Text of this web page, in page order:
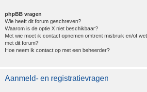
phpBB vragen
Wie heeft dit forum geschreven?
Waarom is de optie X niet beschikbaar?
Met wie moet ik contact opnemen omtrent misbruik en/of
met dit forum?
Hoe neem ik contact op met een beheerder?
Aanmeld- en registratievragen